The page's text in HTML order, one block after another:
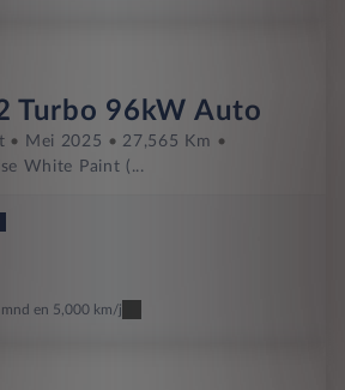
Turbo 96kW Auto
Mei 2025
27,565 Km
White Paint (...
en 5,000 km/j